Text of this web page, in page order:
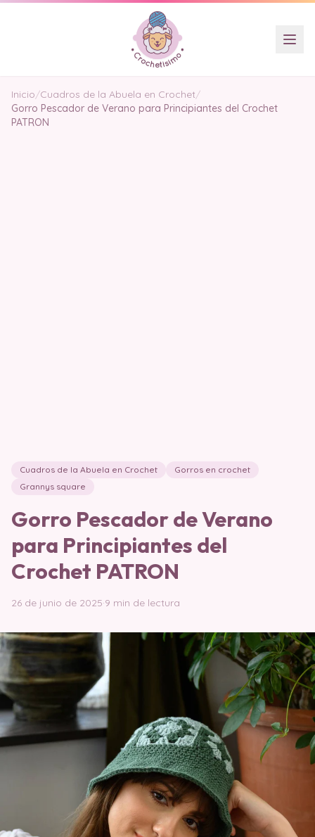
Inicio/Cuadros de la Abuela en Crochet/
Gorro Pescador de Verano para Principiantes del Crochet
PATRON
Cuadros de la Abuela en Crochet
Gorros en crochet
Grannys square
Gorro Pescador de Verano
para Principiantes del
Crochet PATRON
26 de junio de 2025·9 min de lectura